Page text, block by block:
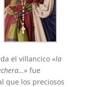
el villancico «la
fue
que los preciosos